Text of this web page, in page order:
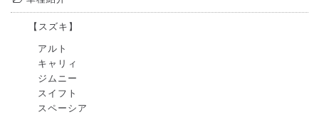
【スズキ】
アルト
キャリィ
ジムニー
スイフト
スペーシア